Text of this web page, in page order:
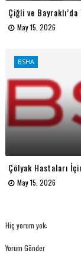
Çiğli ve
May 15, 2026
BSHA
Çölyak Hastaları
May 15, 2026
Hiç yorum yok:
Yorum Gönder